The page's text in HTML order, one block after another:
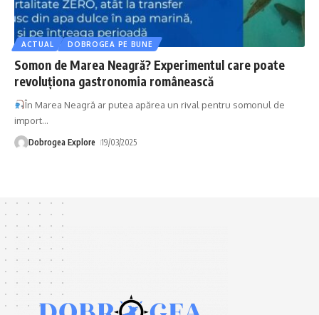
ACTUAL DOBROGEA PE BUNE
Somon de Marea Neagră? Experimentul care poate
revoluționa gastronomia românească
În Marea Neagră ar putea apărea un rival pentru somonul de
import…
Dobrogea Explore 19/03/2025